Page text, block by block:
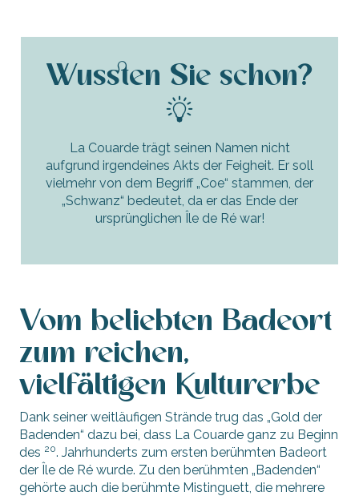
Wussten Sie schon?
La Couarde trägt seinen Namen nicht
aufgrund irgendeines Akts der Feigheit. Er soll
vielmehr von dem Begriff „Coe“ stammen, der
„Schwanz“ bedeutet, da er das Ende der
ursprünglichen Île de Ré war!
Vom beliebten Badeort
zum reichen,
vielfältigen Kulturerbe
Dank seiner weitläufigen Strände trug das „Gold der
Badenden“ dazu bei, dass La Couarde ganz zu Beginn
des 20. Jahrhunderts zum ersten berühmten Badeort
der Île de Ré wurde. Zu den berühmten „Badenden“
gehörte auch die berühmte Mistinguett, die mehrere